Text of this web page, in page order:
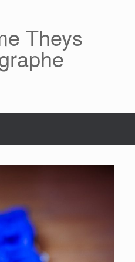
Theys